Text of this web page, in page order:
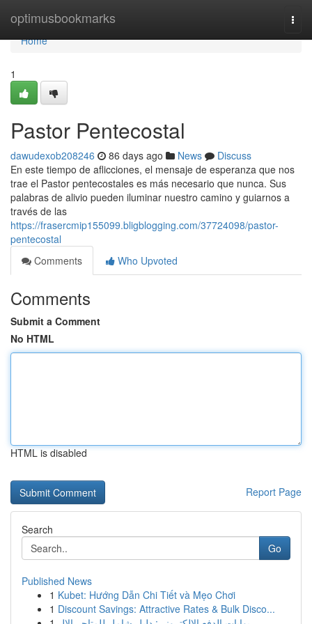
optimusbookmarks
Home
Home
1
Pastor Pentecostal
dawudexob208246 86 days ago News
Discuss
En este tiempo de aflicciones, el mensaje de esperanza que nos
trae el Pastor pentecostales es más necesario que nunca. Sus
palabras de alivio pueden iluminar nuestro camino y guiarnos a
través de las
https://frasercmip155099.bligblogging.com/37724098/pastor-
pentecostal
Comments
Who Upvoted
Comments
Submit a Comment
No HTML
HTML is disabled
Report Page
Search
Go
Published News
1 Kubet: Hướng Dẫn Chi Tiết và Mẹo Chơi
1 Discount Savings: Attractive Rates & Bulk Disco...